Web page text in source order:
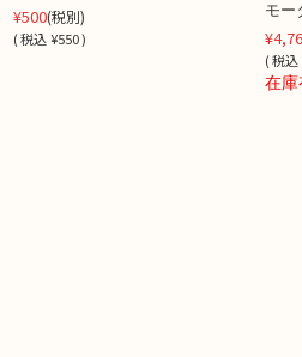
¥500(税別)
(税込 ¥550 )
モー
(税込
在庫